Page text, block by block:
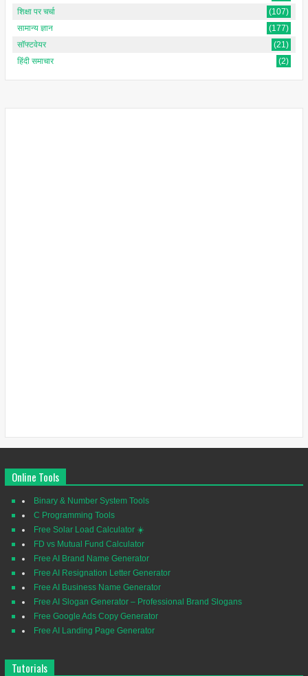
शिक्षा पर चर्चा
(107)
सामान्य ज्ञान
(177)
सॉफ्टवेयर
(21)
हिंदी समाचार
(2)
Online Tools
Binary & Number System Tools
C Programming Tools
Free Solar Load Calculator ☀️
FD vs Mutual Fund Calculator
Free AI Brand Name Generator
Free AI Resignation Letter Generator
Free AI Business Name Generator
Free AI Slogan Generator – Professional Brand Slogans
Free Google Ads Copy Generator
Free AI Landing Page Generator
Tutorials